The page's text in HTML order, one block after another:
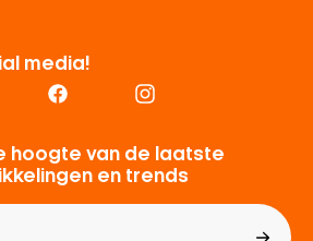
media!
hoogte van de laatste
en trends